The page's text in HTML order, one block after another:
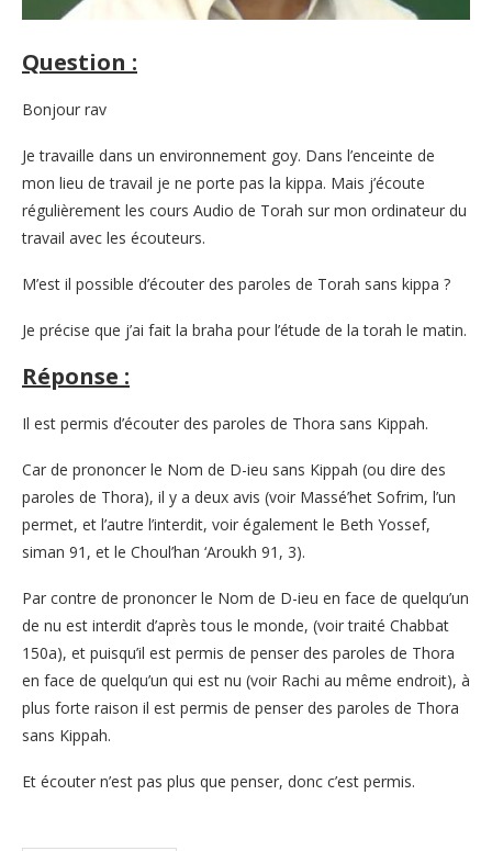
Question :
Bonjour rav
Je travaille dans un environnement goy. Dans l’enceinte de
mon lieu de travail je ne porte pas la kippa. Mais j’écoute
régulièrement les cours Audio de Torah sur mon ordinateur du
travail avec les écouteurs.
M’est il possible d’écouter des paroles de Torah sans kippa ?
Je précise que j’ai fait la braha pour l’étude de la torah le matin.
Réponse :
Il est permis d’écouter des paroles de Thora sans Kippah.
Car de prononcer le Nom de D-ieu sans Kippah (ou dire des
paroles de Thora), il y a deux avis (voir Massé’het Sofrim, l’un
permet, et l’autre l’interdit, voir également le Beth Yossef,
siman 91, et le Choul’han ‘Aroukh 91, 3).
Par contre de prononcer le Nom de D-ieu en face de quelqu’un
de nu est interdit d’après tous le monde, (voir traité Chabbat
150a), et puisqu’il est permis de penser des paroles de Thora
en face de quelqu’un qui est nu (voir Rachi au même endroit), à
plus forte raison il est permis de penser des paroles de Thora
sans Kippah.
Et écouter n’est pas plus que penser, donc c’est permis.